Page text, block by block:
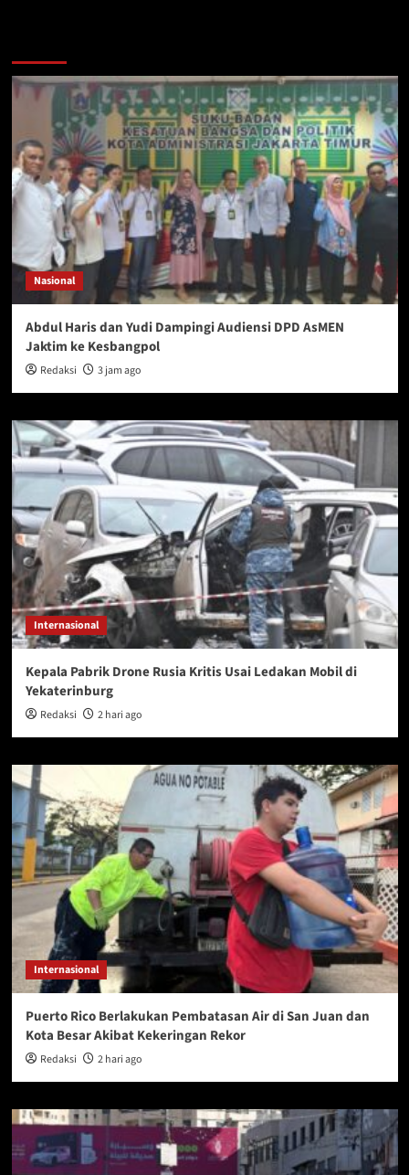
Nasional
Abdul Haris dan Yudi Dampingi Audiensi DPD AsMEN
Jaktim ke Kesbangpol
Redaksi 3 jam ago
Internasional
Kepala Pabrik Drone Rusia Kritis Usai Ledakan Mobil di
Yekaterinburg
Redaksi 2 hari ago
Internasional
Puerto Rico Berlakukan Pembatasan Air di San Juan dan
Kota Besar Akibat Kekeringan Rekor
Redaksi 2 hari ago